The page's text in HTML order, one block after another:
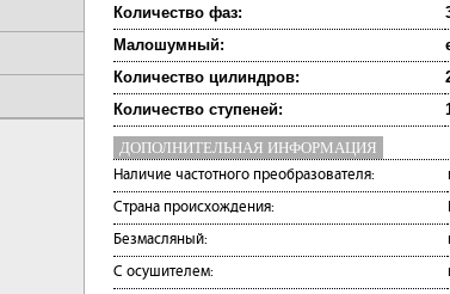
Количество фаз:
Малошумный:
Количество цилиндров:
Количество ступеней:
ДОПОЛНИТЕЛЬНАЯ ИНФОРМАЦИЯ
Наличие частотного преобразователя:
Страна происхождения:
Безмасляный:
С осушителем: